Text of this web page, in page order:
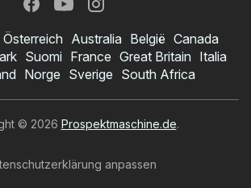
Österreich Australia België Canada
Suomi France Great Britain Italia
Norge Sverige South Africa
© 2026 Prospektmaschine.de.
anpassen